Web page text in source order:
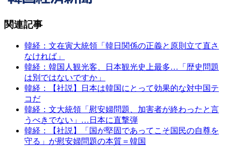
関連記事
韓経：文在寅大統領「韓日関係の正義と原則立て直さ
なければ」
韓経：韓国人観光客、日本観光史上最多…「歴史問題
は別ではないですか」
韓経：【社説】日本は韓国にとって効果的な対中国テ
コだ
韓経：文大統領「慰安婦問題、加害者が終わったと言
うべきでない」…日本に直撃弾
韓経：【社説】「国が堅固であってこそ国民の自尊を
守る」が慰安婦問題の本質＝韓国